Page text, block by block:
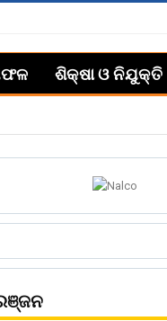
ଶିକ୍ଷା ଓ ନିଯୁକ୍ତି